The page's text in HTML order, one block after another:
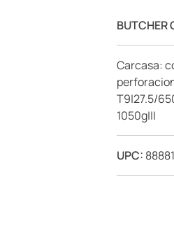
BUTCHER
Carcasa:
T9|27.5/
1050g|||
UPC: